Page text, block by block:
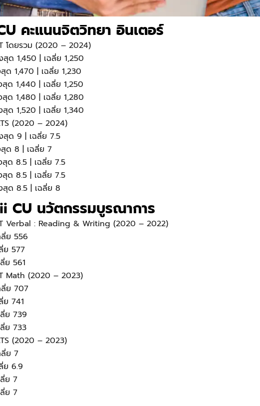
คะแนนจิตวิทยา อินเตอร์
โดยรวม (2020 – 2024)
ด 1,450 | เฉลี่ย 1,250
ด 1,470 | เฉลี่ย 1,230
ด 1,440 | เฉลี่ย 1,250
ด 1,480 | เฉลี่ย 1,280
ด 1,520 | เฉลี่ย 1,340
(2020 – 2024)
ด 9 | เฉลี่ย 7.5
ด 8 | เฉลี่ย 7
ด 8.5 | เฉลี่ย 7.5
ด 8.5 | เฉลี่ย 7.5
ด 8.5 | เฉลี่ย 8
CU นวัตกรรมบูรณาการ
Verbal : Reading & Writing (2020 – 2022)
ย 556
ย 577
ย 561
Math (2020 – 2023)
ย 707
ย 741
ย 739
ย 733
(2020 – 2023)
ย 7
ย 6.9
ย 7
ย 7